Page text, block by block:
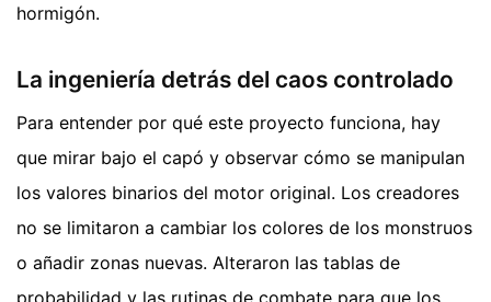
hormigón.
La ingeniería detrás del caos controlado
Para entender por qué este proyecto funciona, hay
que mirar bajo el capó y observar cómo se manipulan
los valores binarios del motor original. Los creadores
no se limitaron a cambiar los colores de los monstruos
o añadir zonas nuevas. Alteraron las tablas de